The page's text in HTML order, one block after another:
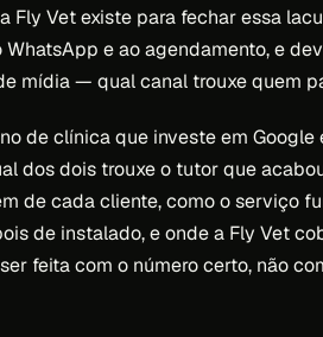
Fly Vet existe para fechar essa
e ao agendamento, e
mídia — qual canal trouxe quem
de clínica que investe em
dos dois trouxe o tutor que
de cada cliente, como o serviço
de instalado, e onde a Fly Vet
feita com o número certo, não